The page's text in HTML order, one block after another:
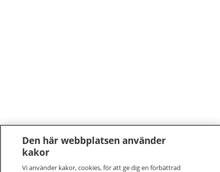
Den här webbplatsen använder
kakor
Vi använder kakor, cookies, för att ge dig en förbättrad